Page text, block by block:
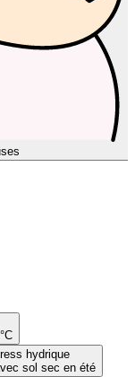
hydrique
sol sec en été